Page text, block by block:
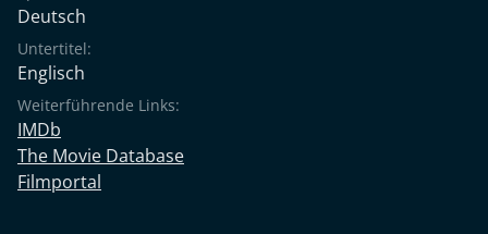
Deutsch
Untertitel:
Englisch
Weiterführende Links:
IMDb
The Movie Database
Filmportal